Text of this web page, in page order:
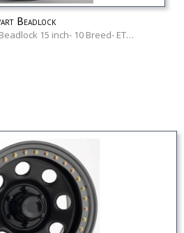
Beadlock
15 inch- 10 Breed- ET…